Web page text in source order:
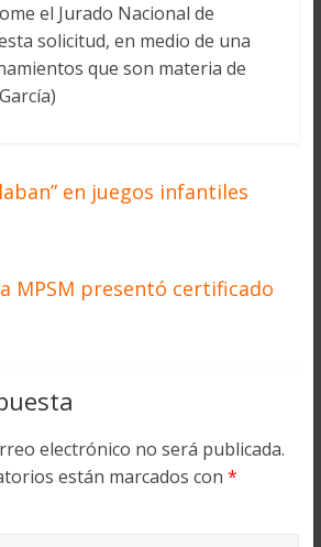
el Jurado Nacional de
solicitud, en medio de una
que son materia de
en juegos infantiles
MPSM presentó certificado
electrónico no será publicada.
están marcados con *